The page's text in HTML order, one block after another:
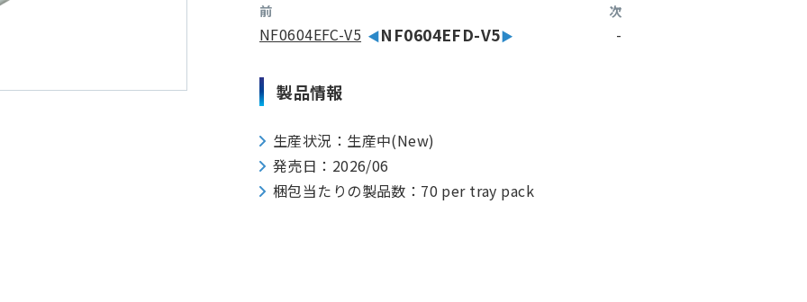
前
NF0604EFC-V5 NF0604EFD-V5
次
-
製品情報
生産状況：生産中(New)
発売日：2026/06
梱包当たりの製品数：70 per tray pack